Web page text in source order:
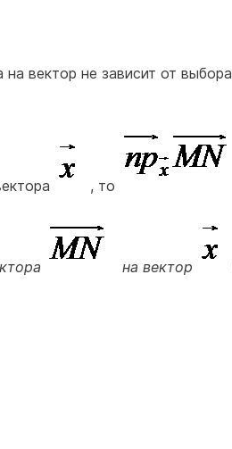
вектор не зависит от выбора
, то
на вектор